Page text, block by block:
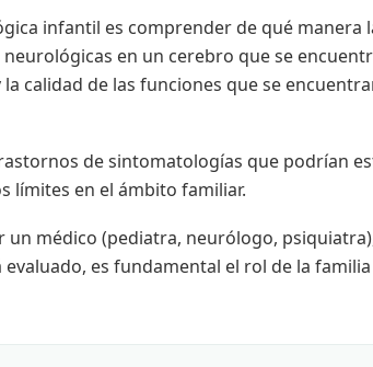
infantil es comprender de qué manera
en un cerebro que se
calidad de las funciones que se
de sintomatologías que podrían
límites en el ámbito familiar.
médico (pediatra, neurólogo,
es fundamental el rol de la